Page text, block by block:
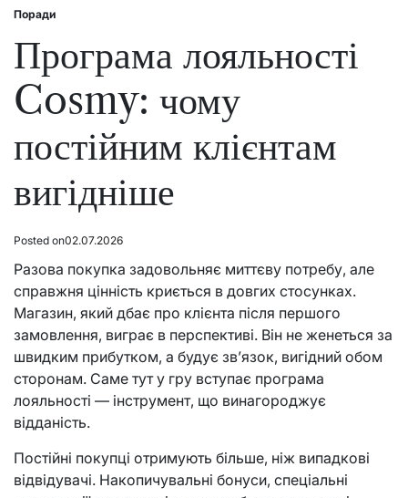
Posted
Поради
Програма лояльності
Cosmy: чому
постійним клієнтам
вигідніше
Posted on02.07.2026
Разова покупка задовольняє миттєву потребу, але
справжня цінність криється в довгих стосунках.
Магазин, який дбає про клієнта після першого
замовлення, виграє в перспективі. Він не женеться за
швидким прибутком, а будує зв’язок, вигідний обом
сторонам. Саме тут у гру вступає програма
лояльності — інструмент, що винагороджує
відданість.
Постійні покупці отримують більше, ніж випадкові
відвідувачі. Накопичувальні бонуси, спеціальні